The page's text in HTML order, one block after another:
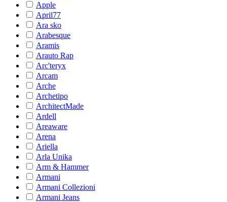
Apple
April77
Ara sko
Arabesque
Aramis
Arauto Rap
Arc'teryx
Arcam
Arche
Archetipo
ArchitectMade
Ardell
Areaware
Arena
Ariella
Arla Unika
Arm & Hammer
Armani
Armani Collezioni
Armani Jeans